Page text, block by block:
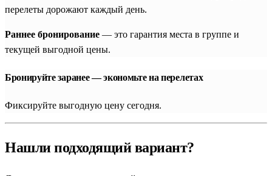
сертифицированные гиды с идеальным знанием русского
языка, которые превращают каждую экскурсию в
Каир и Александрия
открывает бурлящийКаир. Главным магнитом столицы, ради
перелеты дорожают каждый день.
Раннее бронирование — это гарантия места в группе и
текущей выгодной цены.
Бронируйте заранее — экономьте на перелетах
Фиксируйте выгодную цену сегодня.
Нашли подходящий вариант?